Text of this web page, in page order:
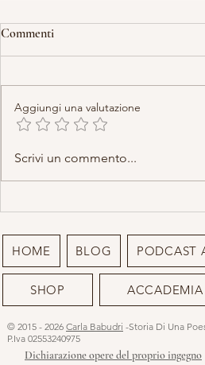
Commenti
Aggiungi una valutazione
Scrivi un commento...
HOME BLOG PODCAST
SHOP ACCADEMIA
© 2015 - 2026 Carla Babudri -Storia Di Una
P.Iva 02553240975
Dichiarazione opere del proprio ingegno